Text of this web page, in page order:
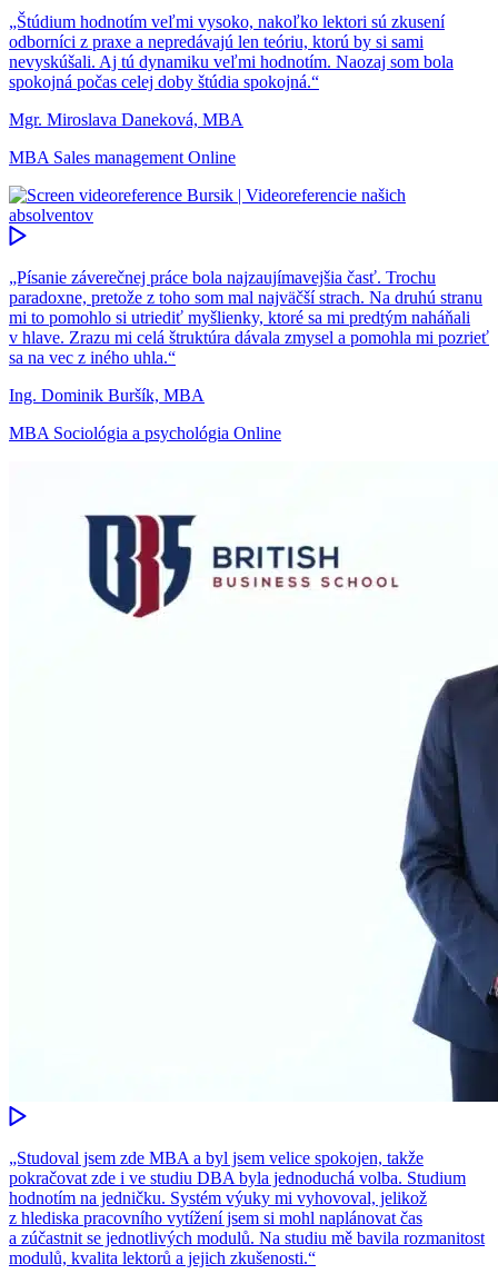
„Štúdium hodnotím veľmi vysoko, nakoľko lektori sú zkusení
odborníci z praxe a nepredávajú len teóriu, ktorú by si sami
nevyskúšali. Aj tú dynamiku veľmi hodnotím. Naozaj som bola
spokojná počas celej doby štúdia spokojná.“
Mgr. Miroslava Daneková, MBA
MBA Sales management Online
„Písanie záverečnej práce bola najzaujímavejšia časť. Trochu
paradoxne, pretože z toho som mal najväčší strach. Na druhú stranu
mi to pomohlo si utriediť myšlienky, ktoré sa mi predtým naháňali
v hlave. Zrazu mi celá štruktúra dávala zmysel a pomohla mi pozrieť
sa na vec z iného uhla.“
Ing. Dominik Buršík, MBA
MBA Sociológia a psychológia Online
„Studoval jsem zde MBA a byl jsem velice spokojen, takže
pokračovat zde i ve studiu DBA byla jednoduchá volba. Studium
hodnotím na jedničku. Systém výuky mi vyhovoval, jelikož
z hlediska pracovního vytížení jsem si mohl naplánovat čas
a zúčastnit se jednotlivých modulů. Na studiu mě bavila rozmanitost
modulů, kvalita lektorů a jejich zkušenosti.“